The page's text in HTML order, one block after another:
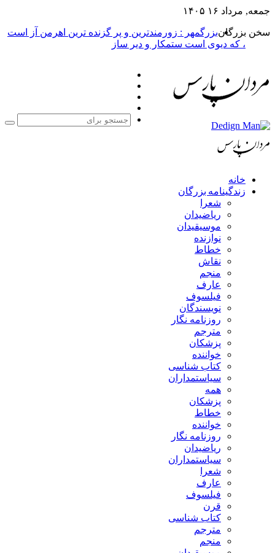
جمعه, مرداد ۱۶ ۱۴۰۵
سخن بزرگانبزرگمهر : زورمندترین و پر گزنده ترین اهرمن آز است
، که دیوی است ستمکار و دیر ساز
خانه
زندگینامه بزرگان
شعرا
ریاضیدان
موسیقیدان
نوازنده
خطاط
نقاش
منجم
عارف
فیلسوف
نویسندگان
روزنامه نگار
مترجم
پزشکان
خواننده
کتاب شناسی
سیاستمداران
همه
پزشکان
خطاط
خواننده
روزنامه نگار
ریاضیدان
سیاستمداران
شعرا
عارف
فیلسوف
قرن
کتاب شناسی
مترجم
منجم